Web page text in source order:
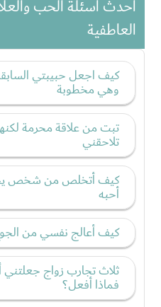
احدث اسئلة الحب
العاطفية
كيف اجعل حبيبتي
وهي مخطوبة
تبت من علاقة محرمة
تلاحقني
كيف أتخلص من شخص
أحبه
كيف أعالج نفسي من
ثلاث تجارب زواج جعلتني
فماذا أفعل؟